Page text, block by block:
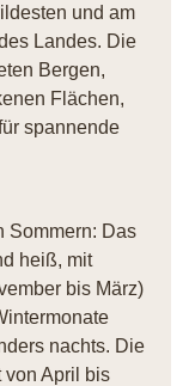
und am
Landes. Die
Bergen,
Flächen,
spannende
Sommern: Das
heiß, mit
bis März)
nachts. Die
von April bis